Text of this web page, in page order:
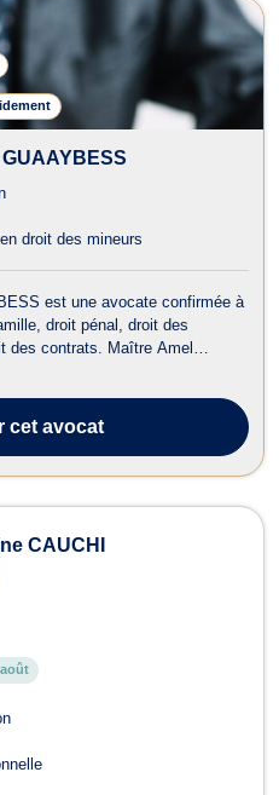
droit des mineurs
est une avocate confirmée à
droit pénal, droit des
des contrats. Maître Amel
cet avocat
CAUCHI